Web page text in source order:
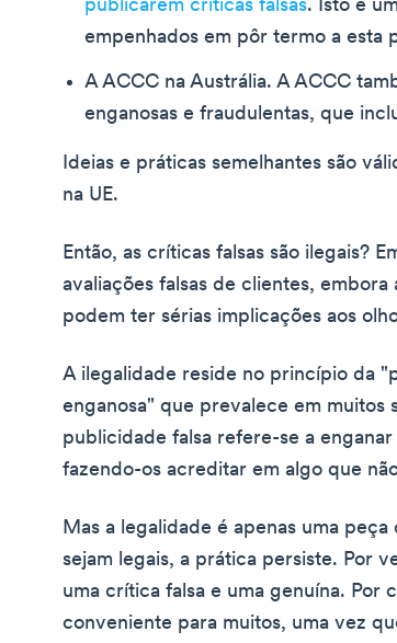
publicarem críticas falsas. Isto é
empenhados em pôr termo a esta
A ACCC na Austrália. A ACCC
enganosas e fraudulentas, que
Ideias e práticas semelhantes são
na UE.
Então, as críticas falsas são ilegais?
avaliações falsas de clientes,
podem ter sérias implicações aos
A ilegalidade reside no princípio da
enganosa" que prevalece em muitos
publicidade falsa refere-se a
fazendo-os acreditar em algo que
Mas a legalidade é apenas uma
sejam legais, a prática persiste. Por
uma crítica falsa e uma genuína. Por
conveniente para muitos, uma vez